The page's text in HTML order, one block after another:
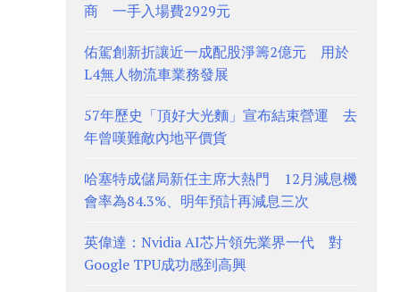
商 一手入場費2929元
佑駕創新折讓近一成配股淨籌2億元 用於
L4無人物流車業務發展
57年歷史「頂好大光麵」宣布結束營運 去
年曾嘆難敵內地平價貨
哈塞特成儲局新任主席大熱門 12月減息機
會率為84.3%、明年預計再減息三次
英偉達：Nvidia AI芯片領先業界一代 對
Google TPU成功感到高興